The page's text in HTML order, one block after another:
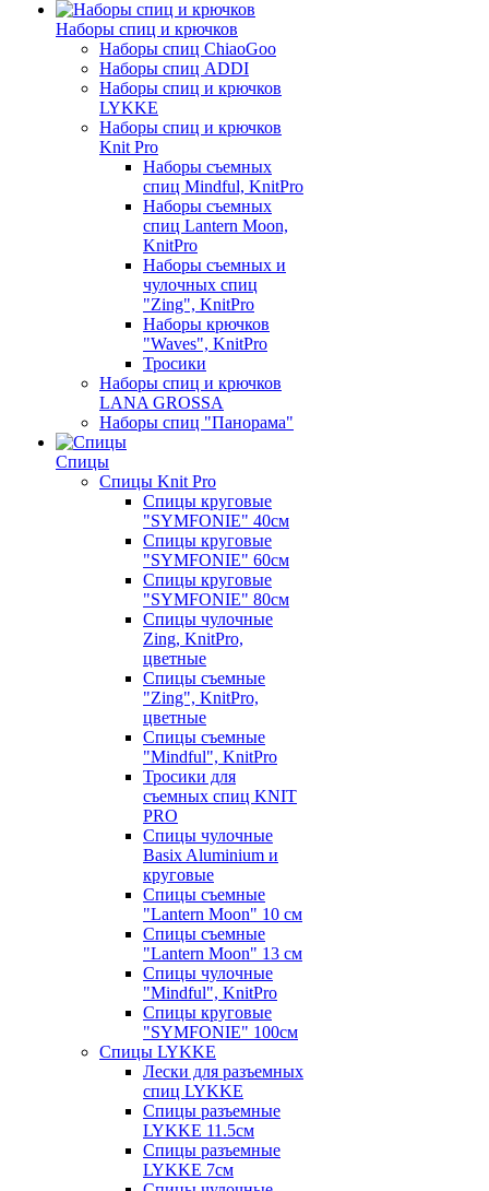
Наборы спиц и крючков
Наборы спиц ChiaoGoo
Наборы спиц ADDI
Наборы спиц и крючков
LYKKE
Наборы спиц и крючков
Knit Pro
Наборы съемных
спиц Mindful, KnitPro
Наборы съемных
спиц Lantern Moon,
KnitPro
Наборы съемных и
чулочных спиц
"Zing", KnitPro
Наборы крючков
"Waves", KnitPro
Тросики
Наборы спиц и крючков
LANA GROSSA
Наборы спиц "Панорама"
Спицы
Спицы Knit Pro
Спицы круговые
"SYMFONIE" 40см
Спицы круговые
"SYMFONIE" 60см
Спицы круговые
"SYMFONIE" 80см
Спицы чулочные
Zing, KnitPro,
цветные
Спицы съемные
"Zing", KnitPro,
цветные
Спицы съемные
"Mindful", KnitPro
Тросики для
съемных спиц KNIT
PRO
Спицы чулочные
Basix Aluminium и
круговые
Спицы съемные
"Lantern Moon" 10 см
Спицы съемные
"Lantern Moon" 13 см
Спицы чулочные
"Mindful", KnitPro
Спицы круговые
"SYMFONIE" 100см
Спицы LYKKE
Лески для разъемных
спиц LYKKE
Спицы разъемные
LYKKE 11.5см
Спицы разъемные
LYKKE 7см